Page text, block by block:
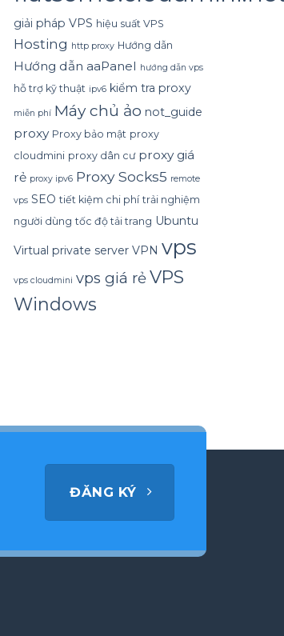
giải pháp VPS hiệu suất VPS
Hosting http proxy Hướng dẫn
Hướng dẫn aaPanel hướng dẫn vps
hỗ trợ kỹ thuật ipv6 kiểm tra proxy
miễn phí Máy chủ ảo not_guide
proxy Proxy bảo mật proxy
cloudmini proxy dân cư proxy giá
rẻ proxy ipv6 Proxy Socks5 remote
vps SEO tiết kiệm chi phí trải nghiệm
người dùng tốc độ tải trang Ubuntu
Virtual private server VPN vps
vps cloudmini vps giá rẻVPS
Windows
ĐĂNG KÝ